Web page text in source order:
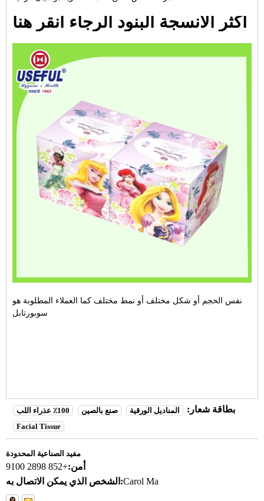
نفس الحجم أو شكل مختلف أو نمط مختلف كما العملاء المطلوبة هو
بطاقة شعار: المناديل الورقية صنع بالصين
100٪ عذراء اللب
Facial Tissue
مفيد الصناعية المحدودة
أمن:+852 2898 9100
الشخص الذي يمكن الاتصال به:Carol Ma